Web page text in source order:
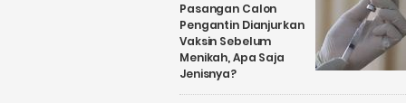
Pasangan Calon
Pengantin Dianjurkan
Vaksin Sebelum
Menikah, Apa Saja
Jenisnya?